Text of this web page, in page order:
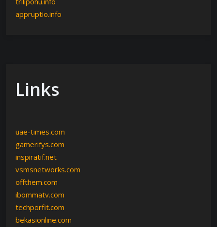
appruptio.info
Links
uae-times.com
gamerifys.com
inspiratif.net
vsmsnetworks.com
offthem.com
ibommatv.com
techporfit.com
bekasionline.com